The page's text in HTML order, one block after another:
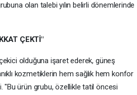
olan talebi yılın belirli dönemlerinde
ÇEKTİ"
olduğuna işaret ederek, güneş
kozmetiklerin hem sağlık hem konfor
"Bu ürün grubu, özellikle tatil öncesi